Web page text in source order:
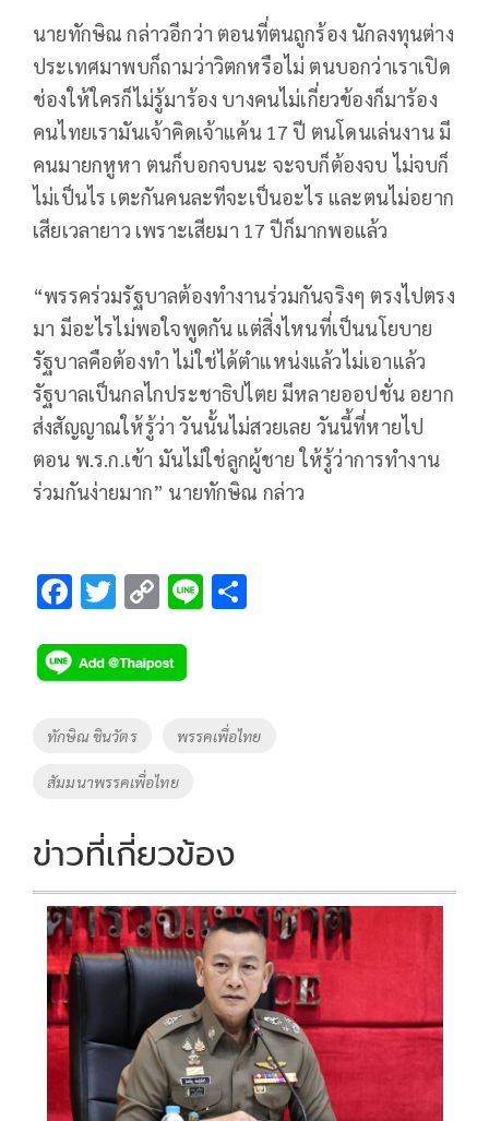
นายทักษิณ กล่าวอีกว่า ตอนที่ตนถูกร้อง นักลงทุนต่าง
ประเทศมาพบก็ถามว่าวิตกหรือไม่ ตนบอกว่าเราเปิด
ช่องให้ใครก็ไม่รู้มาร้อง บางคนไม่เกี่ยวข้องก็มาร้อง
คนไทยเรามันเจ้าคิดเจ้าแค้น 17 ปี ตนโดนเล่นงาน มี
คนมายกหูหา ตนก็บอกจบนะ จะจบก็ต้องจบ ไม่จบก็
ไม่เป็นไร เตะกันคนละทีจะเป็นอะไร และตนไม่อยาก
เสียเวลายาว เพราะเสียมา 17 ปีก็มากพอแล้ว
“พรรคร่วมรัฐบาลต้องทำงานร่วมกันจริงๆ ตรงไปตรง
มา มีอะไรไม่พอใจพูดกัน แต่สิ่งไหนที่เป็นนโยบาย
รัฐบาลคือต้องทำ ไม่ใช่ได้ตำแหน่งแล้วไม่เอาแล้ว
รัฐบาลเป็นกลไกประชาธิปไตย มีหลายออปชั่น อยาก
ส่งสัญญาณให้รู้ว่า วันนั้นไม่สวยเลย วันนี้ที่หายไป
ตอน พ.ร.ก.เข้า มันไม่ใช่ลูกผู้ชาย ให้รู้ว่าการทำงาน
ร่วมกันง่ายมาก” นายทักษิณ กล่าว
F
e
b
o
k
T
tt
er
C
p
y
Li
k
Li
Tags
ทักษิณ ชินวัตร พรรคเพื่อไทย
สัมมนาพรรคเพื่อไทย
ข่าวที่เกี่ยวข้อง